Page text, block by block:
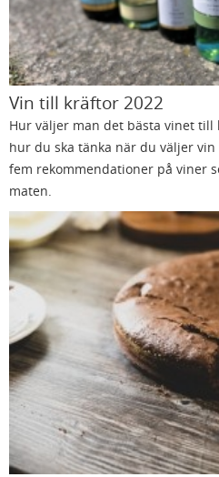
Vin till kräftor 2022
Hur väljer man det bästa vinet till
hur du ska tänka när du väljer
fem rekommendationer på viner
maten.